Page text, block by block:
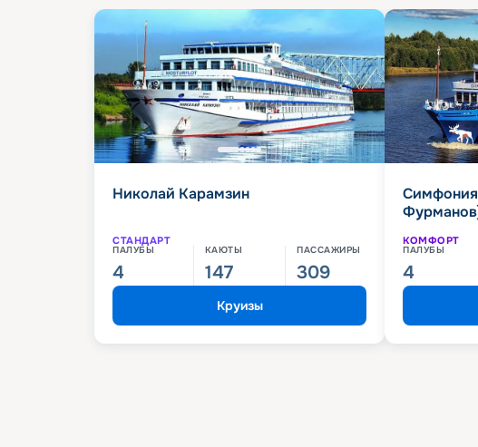
Николай Карамзин
СТАНДАРТ
ПАЛУБЫ
4
КАЮТЫ
147
ПАССАЖИРЫ
309
Круизы
КОМФОРТ
ПАЛУБЫ
4